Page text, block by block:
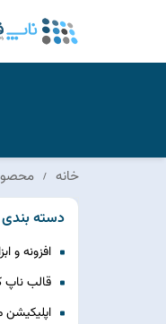
خانه
دسته
افزونه و
قالب
اپلیکیشن